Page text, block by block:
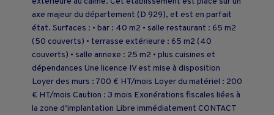
axe majeur du département (D 929), et est en parfait
état. Surfaces : • bar : 40 m2 • salle restaurant : 65 m2
(50 couverts) • terrasse extérieure : 65 m2 (40
couverts) • salle annexe : 25 m2 • plus cuisines et
dépendances Une licence IV est mise à disposition
Loyer des murs : 700 € HT/mois Loyer du matériel : 200
€ HT/mois Caution : 3 mois Exonérations fiscales liées à
la zone d’implantation Libre immédiatement CONTACT